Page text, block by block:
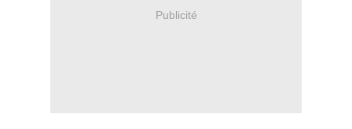
Publicité